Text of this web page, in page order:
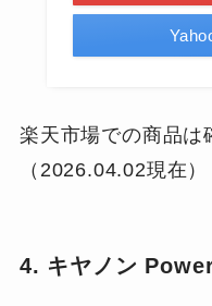
楽天市場での商品は
（2026.04.02現在）
4. キヤノン